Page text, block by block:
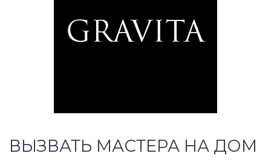
ВЫЗВАТЬ МАСТЕРА НА ДОМ